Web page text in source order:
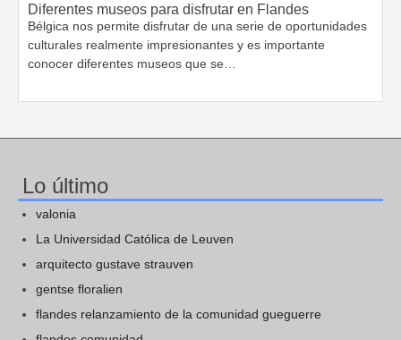
Diferentes museos para disfrutar en Flandes
Bélgica nos permite disfrutar de una serie de oportunidades
culturales realmente impresionantes y es importante
conocer diferentes museos que se…
Lo último
valonia
La Universidad Católica de Leuven
arquitecto gustave strauven
gentse floralien
flandes relanzamiento de la comunidad gueguerre